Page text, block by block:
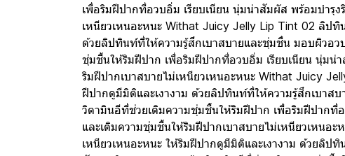
เพื่อริมฝีปากที่อวบอิ่ม เรียบเนียน นุ่มน่าสัมผัส พร้อมบำรุ
เหนียวเหนอะหนะ Withat Juicy Jelly Lip Tint 02 ลิป
ด้วยลิปทินท์ที่ให้ความรู้สึกเบาสบายและชุ่มชื่น มอบผิวอ
ชุ่มชื้นให้ริมฝีปาก เพื่อริมฝีปากที่อวบอิ่ม เรียบเนียน นุ่ม
ริมฝีปากเบาสบายไม่เหนียวเหนอะหนะ Withat Juicy
ฝีปากดูมีมิติและเงางาม ด้วยลิปทินท์ที่ให้ความรู้สึกเบา
วิตามินอีที่ช่วยเติมความชุ่มชื้นให้ริมฝีปาก เพื่อริมฝีปาก
และเติมความชุ่มชื้นให้ริมฝีปากเบาสบายไม่เหนียวเหน
เหนียวเหนอะหนะ ให้ริมฝีปากดูมีมิติและเงางาม ด้วยลิ